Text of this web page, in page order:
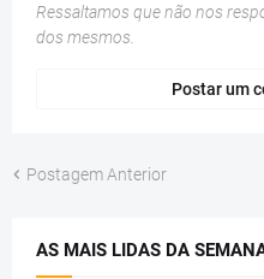
Ressaltamos que não nos
dos mesmos.
Postar um
Postagem Anterior
AS MAIS LIDAS DA